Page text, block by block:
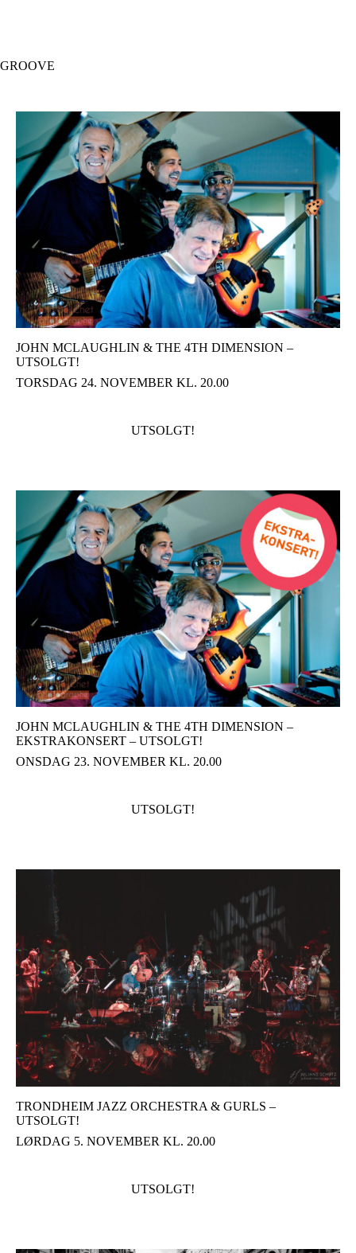
GROOVE
JOHN MCLAUGHLIN & THE 4TH DIMENSION –
UTSOLGT!
TORSDAG 24. NOVEMBER KL. 20.00
UTSOLGT!
JOHN MCLAUGHLIN & THE 4TH DIMENSION –
EKSTRAKONSERT – UTSOLGT!
ONSDAG 23. NOVEMBER KL. 20.00
UTSOLGT!
TRONDHEIM JAZZ ORCHESTRA & GURLS –
UTSOLGT!
LØRDAG 5. NOVEMBER KL. 20.00
UTSOLGT!